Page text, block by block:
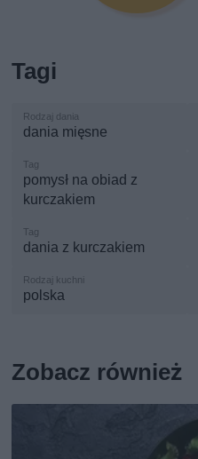
Tagi
dania mięsne
pomysł na obiad z
kurczakiem
dania z kurczakiem
polska
Zobacz również